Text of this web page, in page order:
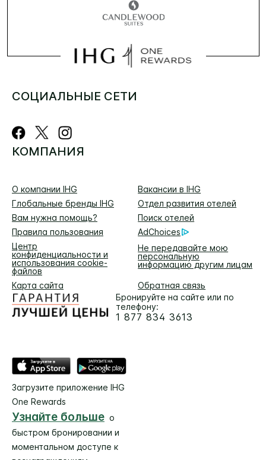
СОЦИАЛЬНЫЕ СЕТИ
КОМПАНИЯ
О компании IHG
Вакансии в IHG
Глобальные бренды IHG
Отдел развития отелей
Вам нужна помощь?
Поиск отелей
Правила пользования
AdChoices
Центр
конфиденциальности и
использования cookie-
файлов
Не передавайте мою
персональную
информацию другим лицам
Карта сайта
Обратная связь
Бронируйте на сайте или по
телефону:
1 877 834 3613
Загрузите приложение IHG
One Rewards
Узнайте больше о
быстром бронировании и
моментальном доступе к